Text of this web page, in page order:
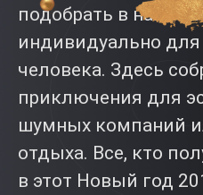
подобрать в нашей
индивидуально
человека. Здесь
приключения для
шумных компаний
отдыха. Все, кто
в этот Новый год